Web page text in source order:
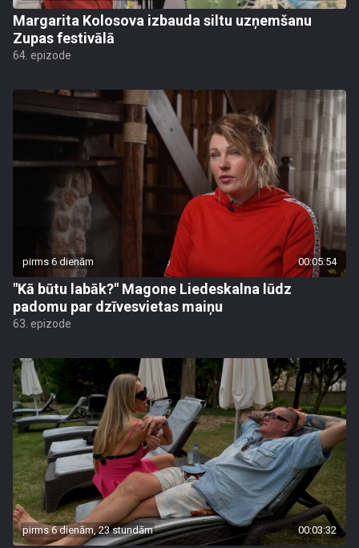
Margarita Kolosova izbauda siltu uzņemšanu
Zupas festivālā
64. epizode
pirms 6 dienām 00:05:54
"Kā būtu labāk?" Magone Liedeskalna lūdz
padomu par dzīvesvietas maiņu
63. epizode
pirms 6 dienām, 23 stundām 00:03:32